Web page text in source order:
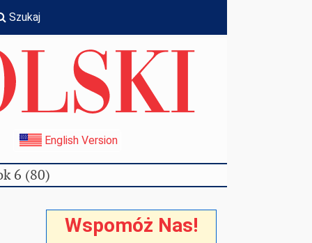
Szukaj
English Version
6 (80)
Wspomóż Nas!